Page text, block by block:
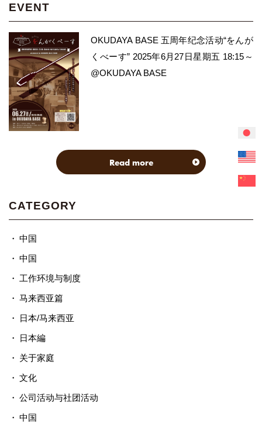
EVENT
OKUDAYA BASE 五周年纪念活动“をんが
くべーす” 2025年6月27日星期五 18:15～
@OKUDAYA BASE
Read more
CATEGORY
中国
中国
工作环境与制度
马来西亚篇
日本/马来西亚
日本編
关于家庭
文化
公司活动与社团活动
中国